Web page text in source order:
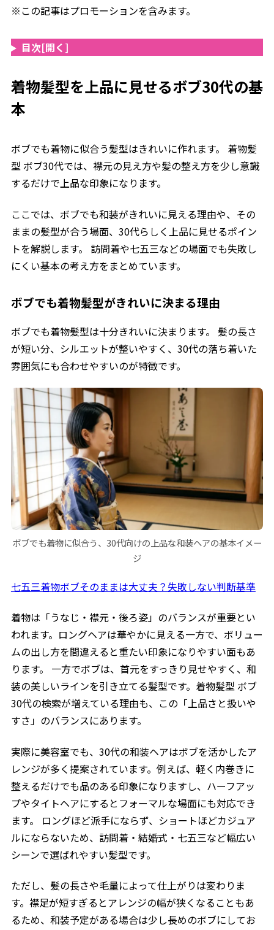
※この記事はプロモーションを含みます。
目次[開く]
着物髪型を上品に見せるボブ30代の基
本
ボブでも着物に似合う髪型はきれいに作れます。 着物髪
型 ボブ30代では、襟元の見え方や髪の整え方を少し意識
するだけで上品な印象になります。
ここでは、ボブでも和装がきれいに見える理由や、その
ままの髪型が合う場面、30代らしく上品に見せるポイン
トを解説します。 訪問着や七五三などの場面でも失敗し
にくい基本の考え方をまとめています。
ボブでも着物髪型がきれいに決まる理由
ボブでも着物髪型は十分きれいに決まります。 髪の長さ
が短い分、シルエットが整いやすく、30代の落ち着いた
雰囲気にも合わせやすいのが特徴です。
ボブでも着物に似合う、30代向けの上品な和装ヘアの基本イメー
ジ
七五三着物ボブそのままは大丈夫？失敗しない判断基準
着物は「うなじ・襟元・後ろ姿」のバランスが重要とい
われます。ロングヘアは華やかに見える一方で、ボリュー
ムの出し方を間違えると重たい印象になりやすい面もあ
ります。 一方でボブは、首元をすっきり見せやすく、和
装の美しいラインを引き立てる髪型です。着物髪型 ボブ
30代の検索が増えている理由も、この「上品さと扱いや
すさ」のバランスにあります。
実際に美容室でも、30代の和装ヘアはボブを活かしたア
レンジが多く提案されています。例えば、軽く内巻きに
整えるだけでも品のある印象になりますし、ハーフアッ
プやタイトヘアにするとフォーマルな場面にも対応でき
ます。 ロングほど派手にならず、ショートほどカジュア
ルにならないため、訪問着・結婚式・七五三など幅広い
シーンで選ばれやすい髪型です。
ただし、髪の長さや毛量によって仕上がりは変わりま
す。襟足が短すぎるとアレンジの幅が狭くなることもあ
るため、和装予定がある場合は少し長めのボブにしてお